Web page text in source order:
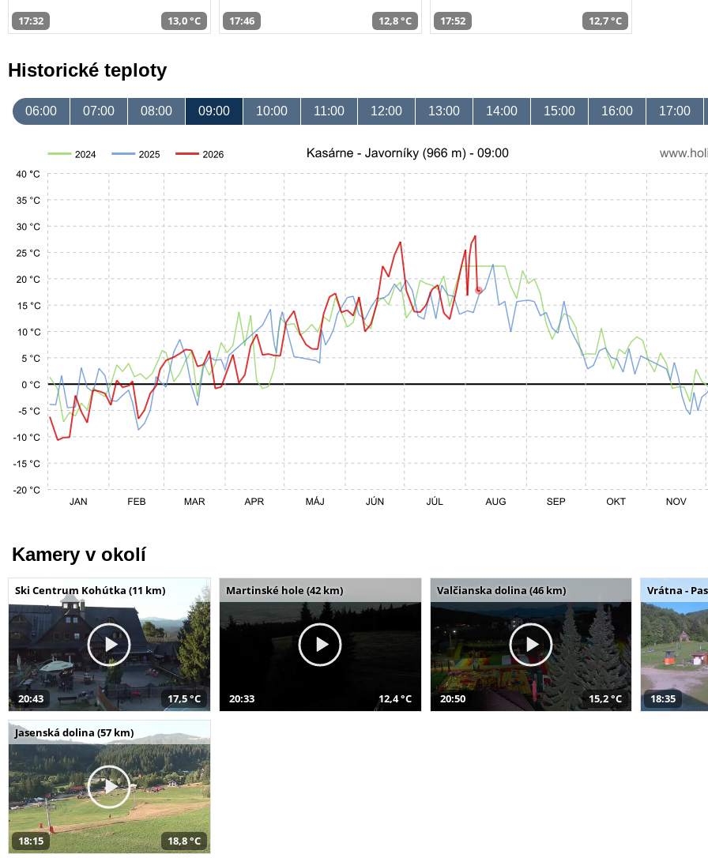
17:32 13,0 °C 17:46 12,8 °C 17:52 12,7 °C
Historické teploty
06:00 07:00 08:00 09:00 10:00 11:00 12:00 13:00 14:00 15:00 16:00 17:00
Kamery v okolí
Ski Centrum Kohútka (11 km)
20:43 17,5 °C
Martinské hole (42 km)
20:33 12,4 °C
Valčianska dolina (46 km)
20:50 15,2 °C
Vrátna -
18:35
Jasenská dolina (57 km)
18:15 18,8 °C